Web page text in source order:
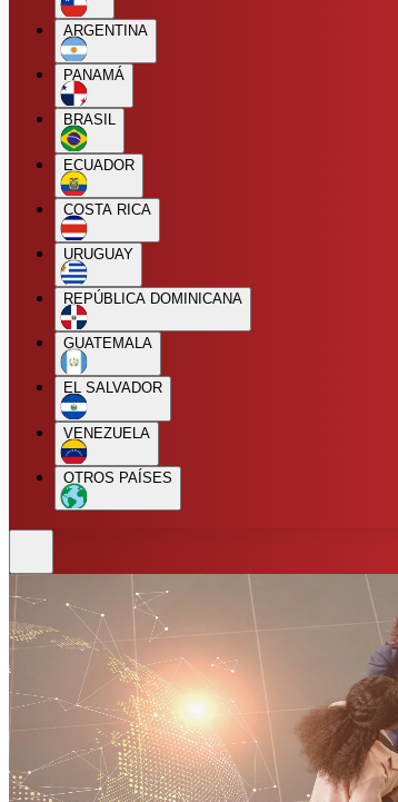
ARGENTINA
PANAMÁ
BRASIL
ECUADOR
COSTA RICA
URUGUAY
REPÚBLICA DOMINICANA
GUATEMALA
EL SALVADOR
VENEZUELA
OTROS PAÍSES